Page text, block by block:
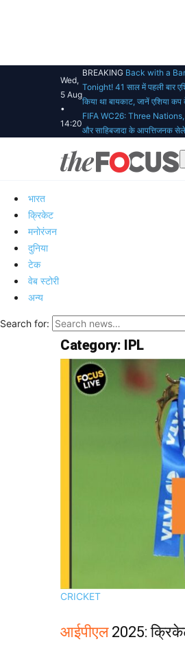
Wed,
5 Aug
•
14:20
BREAKING Back with a
Tonight! 41 साल में पहली बार
किया था बायकाट, जानें एशिया कप
FIFA WC26: Three
और साहिबजादा के आपत्तिजनक
भारत
क्रिकेट
मनोरंजन
दुनिया
टेक
वेब स्टोरी
अन्य
Search for:
Category: IPL
CRICKET
आईपीएल2025: